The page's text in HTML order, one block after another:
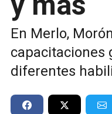
En Merlo,
capacitaciones
diferentes